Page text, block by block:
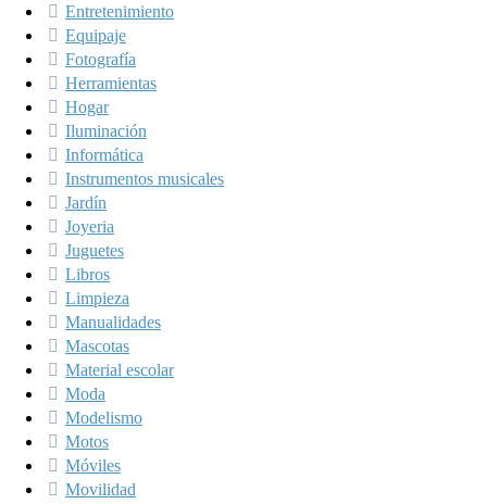
Entretenimiento
Equipaje
Fotografía
Herramientas
Hogar
Iluminación
Informática
Instrumentos musicales
Jardín
Joyeria
Juguetes
Libros
Limpieza
Manualidades
Mascotas
Material escolar
Moda
Modelismo
Motos
Móviles
Movilidad